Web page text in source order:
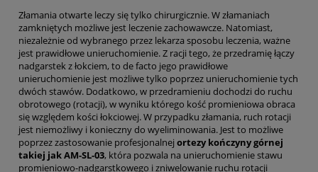
Złamania otwarte leczy się tylko chirurgicznie. W złamaniach
zamkniętych możliwe jest leczenie zachowawcze. Natomiast,
niezależnie od wybranego przez lekarza sposobu leczenia, ważne
jest prawidłowe unieruchomienie. Z racji tego, że przedramię łączy
nadgarstek z łokciem, to de facto jego prawidłowe
unieruchomienie jest możliwe tylko poprzez unieruchomienie tych
dwóch stawów. Dodatkowo, w przedramieniu dochodzi do ruchu
obrotowego (rotacji), w wyniku którego kość promieniowa obraca
się względem kości łokciowej. W przypadku złamania, ruch rotacji
jest niemożliwy i konieczny do wyeliminowania. Jest to możliwe
poprzez zastosowanie profesjonalnej ortezy kończyny górnej
takiej jak AM-SL-03, która pozwala na unieruchomienie stawu
promieniowo-nadgarstkowego i zniwelowanie ruchu rotacji